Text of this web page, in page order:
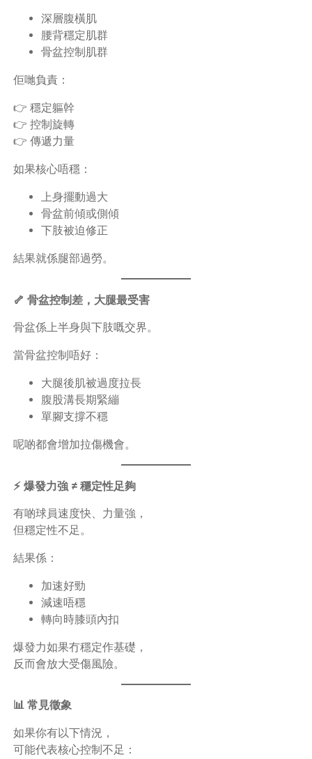
深層腹橫肌
腰背穩定肌群
骨盆控制肌群
佢哋負責：
👉 穩定軀幹
👉 控制旋轉
👉 傳遞力量
如果核心唔穩：
上身擺動過大
骨盆前傾或側傾
下肢被迫修正
結果就係腿部過勞。
🦴 骨盆控制差，大腿最受害
骨盆係上半身與下肢嘅交界。
當骨盆控制唔好：
大腿後肌被過度拉長
腹股溝長期緊繃
單腳支撐不穩
呢啲都會增加拉傷機會。
⚡ 爆發力強 ≠ 穩定性足夠
有啲球員速度快、力量強，
但穩定性不足。
結果係：
加速好勁
減速唔穩
轉向時膝頭內扣
爆發力如果冇穩定作基礎，
反而會放大受傷風險。
📊 常見徵象
如果你有以下情況，
可能代表核心控制不足：